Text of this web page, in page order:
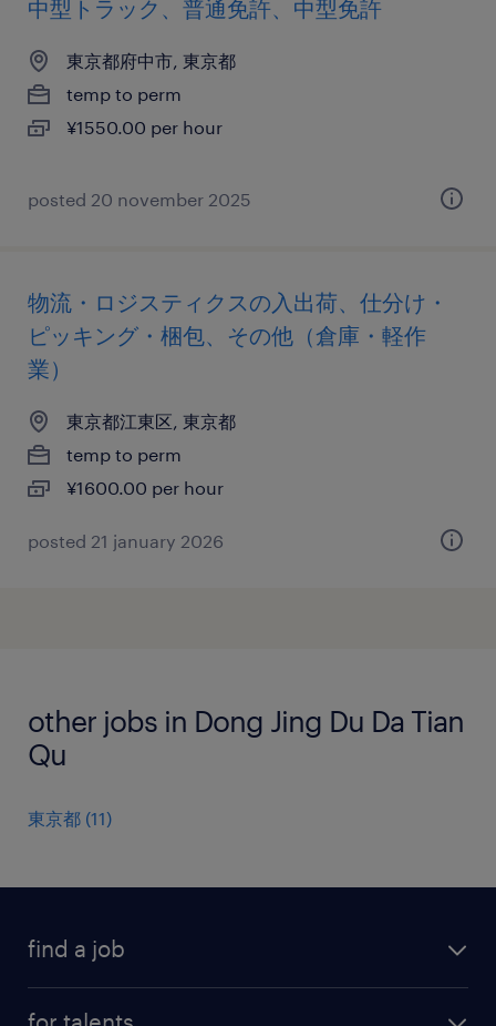
中型トラック、普通免許、中型免許
東京都府中市, 東京都
temp to perm
¥1550.00 per hour
posted 20 november 2025
物流・ロジスティクスの入出荷、仕分け・
ピッキング・梱包、その他（倉庫・軽作
業）
東京都江東区, 東京都
temp to perm
¥1600.00 per hour
posted 21 january 2026
other jobs in Dong Jing Du Da Tian
Qu
東京都 (11)
find a job